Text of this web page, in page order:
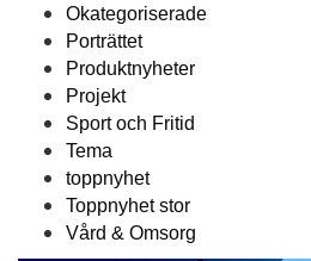
Okategoriserade
Porträttet
Produktnyheter
Projekt
Sport och Fritid
Tema
toppnyhet
Toppnyhet stor
Vård & Omsorg